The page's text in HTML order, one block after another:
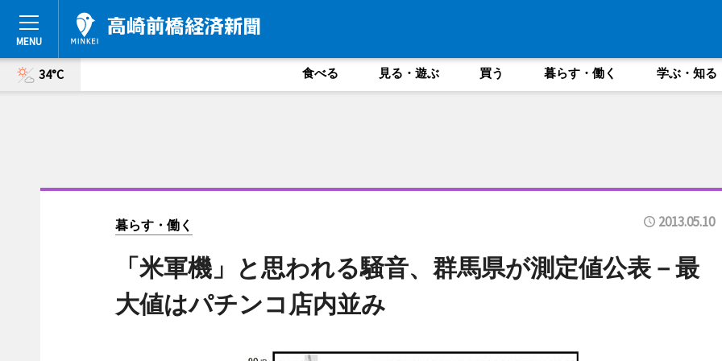
34°C 食べる 見る・遊ぶ 買う 暮らす・働く 学ぶ・知る
暮らす・働く 2013.05.10
「米軍機」と思われる騒音、群馬県が測定値公表－最
大値はパチンコ店内並み